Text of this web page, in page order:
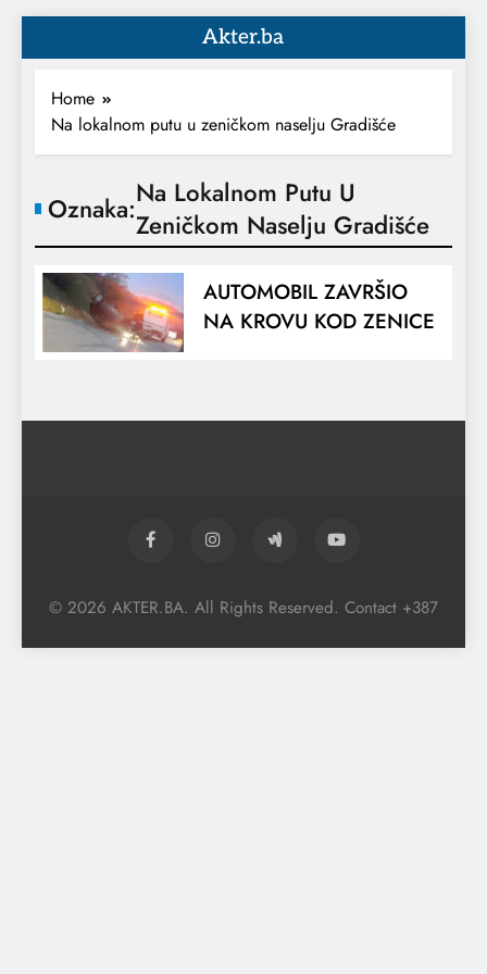
Akter.ba
Home
Na lokalnom putu u zeničkom naselju Gradišće
Oznaka:Na Lokalnom Putu U
Zeničkom Naselju Gradišće
AUTOMOBIL ZAVRŠIO
NA KROVU KOD ZENICE
© 2026 AKTER.BA. All Rights Reserved. Contact +387